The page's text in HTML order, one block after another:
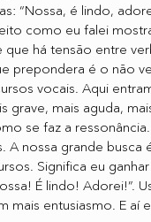
“Nossa, é lindo,
como eu falei
que há tensão entre
prepondera é o não
vocais. Aqui
grave, mais aguda,
se faz a
A nossa grande busca
Significa eu
É lindo! Adorei!”.
mais entusiasmo. E aí